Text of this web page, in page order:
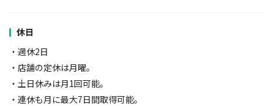
休日
・週休2日
・店舗の定休は月曜。
・土日休みは月1回可能。
・連休も月に最大7日間取得可能。